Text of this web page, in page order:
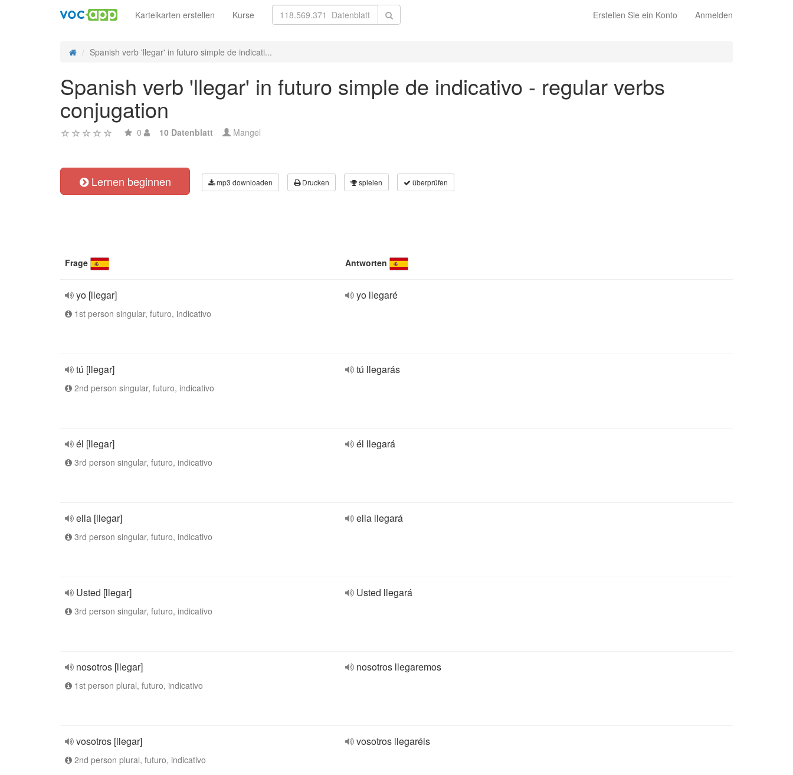
Erstellen Sie ein Konto Anmelden
Karteikarten erstellen Kurse
Spanish verb 'llegar' in futuro simple de indicati...
Spanish verb 'llegar' in futuro simple de indicativo - regular verbs
conjugation
0 10 Datenblatt Mangel
Lernen beginnen mp3 downloaden Drucken spielen überprüfen
Frage Antworten
yo [llegar]
1st person singular, futuro, indicativo
yo llegaré
tú [llegar]
2nd person singular, futuro, indicativo
tú llegarás
él [llegar]
3rd person singular, futuro, indicativo
él llegará
ella [llegar]
3rd person singular, futuro, indicativo
ella llegará
Usted [llegar]
3rd person singular, futuro, indicativo
Usted llegará
nosotros [llegar]
1st person plural, futuro, indicativo
nosotros llegaremos
vosotros [llegar]
2nd person plural, futuro, indicativo
vosotros llegaréis